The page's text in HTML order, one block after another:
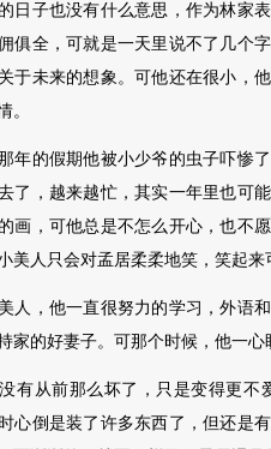
子也没有什么意思，作为林家表
俱全，可就是一天里说不了几个
于未来的想象。可他还在很小，
。
的假期他被小少爷的虫子吓惨了
了，越来越忙，其实一年里也可
画，可他总是不怎么开心，也不
美人只会对孟居柔柔地笑，笑起来
，他一直很努力的学习，外语和
家的好妻子。可那个时候，他一心
从前那么坏了，只是变得更不
心倒是装了许多东西了，但还是